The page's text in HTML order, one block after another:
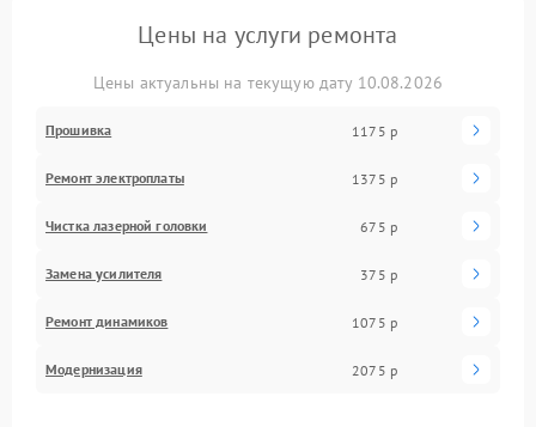
Цены на услуги ремонта
Цены актуальны на текущую дату 10.08.2026
Прошивка 1175 р
Ремонт электроплаты 1375 р
Чистка лазерной головки 675 р
Замена усилителя 375 р
Ремонт динамиков 1075 р
Модернизация 2075 р